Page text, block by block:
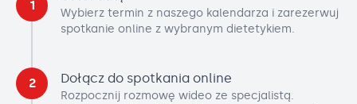
1
Wybierz termin z naszego kalendarza i zarezerwuj
spotkanie online z wybranym dietetykiem.
2 Dołącz do spotkania online
Rozpocznij rozmowę wideo ze specjalistą.